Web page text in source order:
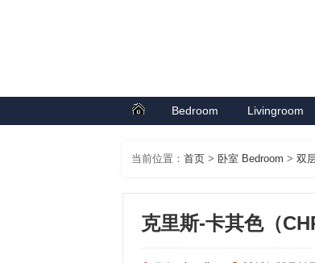
Bedroom Livingroom
当前位置： 首页 > 卧室 Bedroom > 双
克里斯-卡其色（